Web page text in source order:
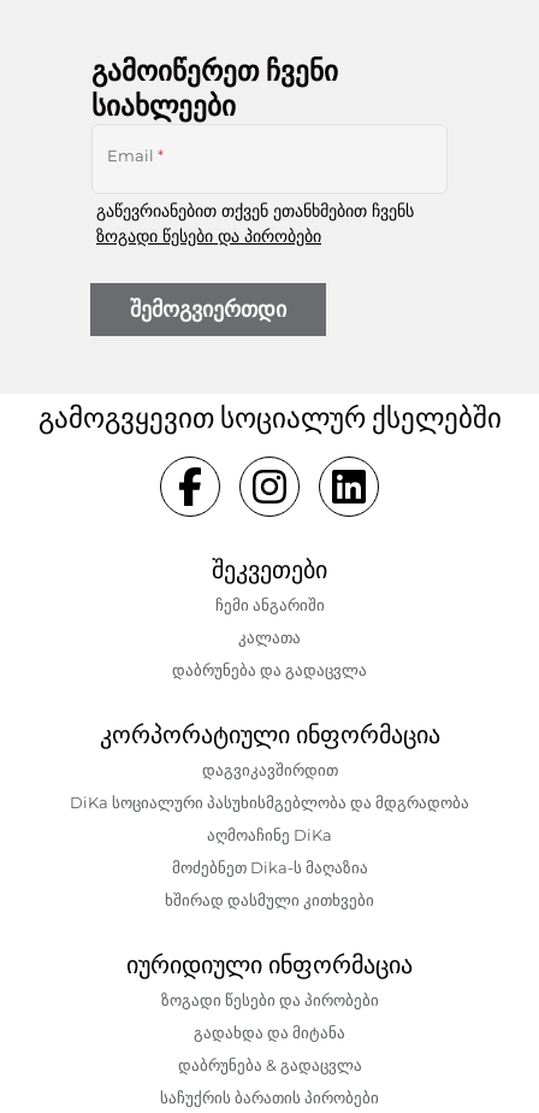
გამოიწერეთ ჩვენი
სიახლეები
Email *
გაწევრიანებით თქვენ ეთანხმებით ჩვენს
ზოგადი წესები და პირობები
შემოგვიერთდი
გამოგვყევით სოციალურ ქსელებში
შეკვეთები
ჩემი ანგარიში
კალათა
დაბრუნება და გადაცვლა
კორპორატიული ინფორმაცია
დაგვიკავშირდით
DiKa სოციალური პასუხისმგებლობა და მდგრადობა
აღმოაჩინე DiKa
მოძებნეთ Dika-ს მაღაზია
ხშირად დასმული კითხვები
იურიდიული ინფორმაცია
ზოგადი წესები და პირობები
გადახდა და მიტანა
დაბრუნება & გადაცვლა
საჩუქრის ბარათის პირობები